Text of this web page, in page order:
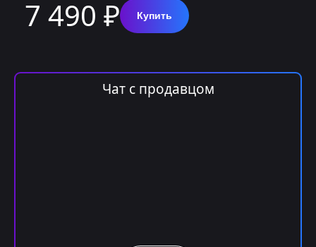
7 490 ₽ Купить
Чат с продавцом